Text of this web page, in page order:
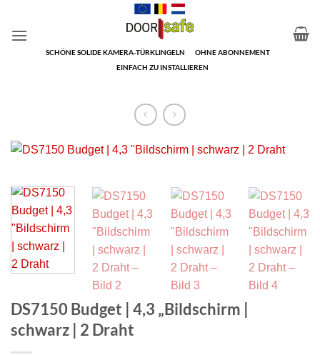
springen
SCHÖNE SOLIDE KAMERA-TÜRKLINGELN
OHNE ABONNEMENT
EINFACH ZU INSTALLIEREN
DS7150 Budget | 4,3 „Bildschirm |
schwarz | 2 Draht